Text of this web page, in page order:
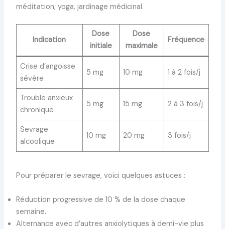
méditation, yoga, jardinage médicinal.
Indication
Dose
initiale
Dose
maximale
Fréquence
Crise d’angoisse
sévère
5 mg 10 mg 1 à 2 fois/j
Trouble anxieux
chronique
5 mg 15 mg 2 à 3 fois/j
Sevrage
alcoolique
10 mg 20 mg 3 fois/j
Pour préparer le sevrage, voici quelques astuces :
Réduction progressive de 10 % de la dose chaque
semaine.
Alternance avec d’autres anxiolytiques à demi-vie plus